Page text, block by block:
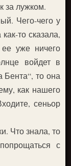
за лужком.
Чего-чего у
то сказала,
уже ничего
войдет в
Бента“, то она
как нашего
сеньор
Что знала, то
с